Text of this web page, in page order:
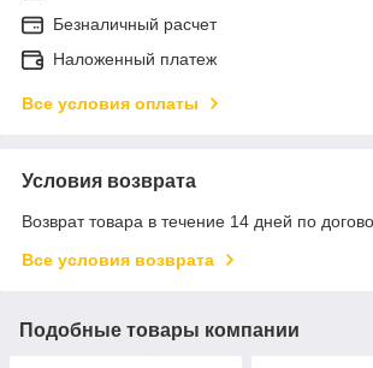
Безналичный расчет
Наложенный платеж
Все условия оплаты
Условия возврата
Возврат товара в течение 14 дней по
Все условия возврата
Подобные товары компании